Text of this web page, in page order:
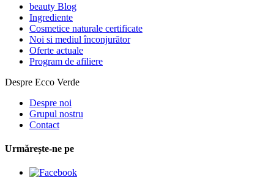
beauty Blog
Ingrediente
Cosmetice naturale certificate
Noi si mediul înconjurător
Oferte actuale
Program de afiliere
Despre Ecco Verde
Despre noi
Grupul nostru
Contact
Urmărește-ne pe